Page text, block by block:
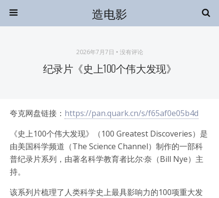
造电影
2026年7月7日 • 没有评论
纪录片《史上100个伟大发现》
夸克网盘链接： https://pan.quark.cn/s/f65af0e05b4d
《史上100个伟大发现》（100 Greatest Discoveries）是
由美国科学频道（The Science Channel）制作的一部科
普纪录片系列，由著名科学教育者比尔·奈（Bill Nye）主
持。
该系列片梳理了人类科学史上最具影响力的100项重大发